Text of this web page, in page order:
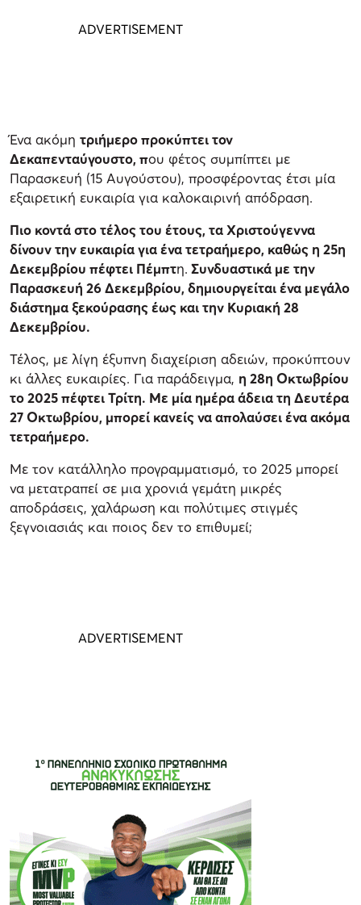
Ένα ακόμη τριήμερο προκύπτει τον
Δεκαπενταύγουστο, που φέτος συμπίπτει με
Παρασκευή (15 Αυγούστου), προσφέροντας έτσι μία
εξαιρετική ευκαιρία για καλοκαιρινή απόδραση.
Πιο κοντά στο τέλος του έτους, τα Χριστούγεννα
δίνουν την ευκαιρία για ένα τετραήμερο, καθώς η 25η
Δεκεμβρίου πέφτει Πέμπτη. Συνδυαστικά με την
Παρασκευή 26 Δεκεμβρίου, δημιουργείται ένα μεγάλο
διάστημα ξεκούρασης έως και την Κυριακή 28
Δεκεμβρίου.
Τέλος, με λίγη έξυπνη διαχείριση αδειών, προκύπτουν
κι άλλες ευκαιρίες. Για παράδειγμα, η 28η Οκτωβρίου
το 2025 πέφτει Τρίτη. Με μία ημέρα άδεια τη Δευτέρα
27 Οκτωβρίου, μπορεί κανείς να απολαύσει ένα ακόμα
τετραήμερο.
Με τον κατάλληλο προγραμματισμό, το 2025 μπορεί
να μετατραπεί σε μια χρονιά γεμάτη μικρές
αποδράσεις, χαλάρωση και πολύτιμες στιγμές
ξεγνοιασιάς και ποιος δεν το επιθυμεί;